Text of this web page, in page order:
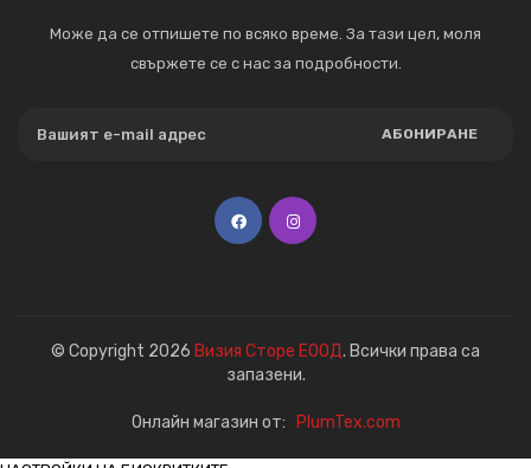
Може да се отпишете по всяко време. За тази цел, моля
свържете се с нас за подробности.
АБОНИРАНЕ
© Copyright 2026 Визия Сторе ЕООД. Всички права са
запазени.
Онлайн магазин от: PlumTex.com